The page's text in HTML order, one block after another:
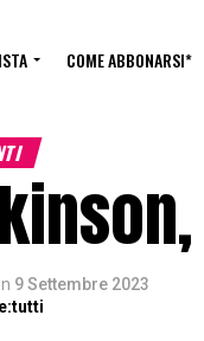
COME ABBONARSI*
9 Settembre 2023